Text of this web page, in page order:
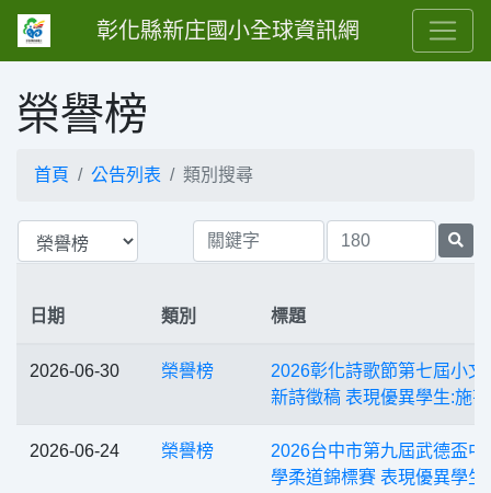
彰化縣新庄國小全球資訊網
榮譽榜
首頁 公告列表 類別搜尋
日期 類別 標題
2026-06-30 榮譽榜
2026彰化詩歌節第七屆小文
新詩徵稿 表現優異學生:施
2026-06-24 榮譽榜
2026台中市第九屆武德盃中
學柔道錦標賽 表現優異學生